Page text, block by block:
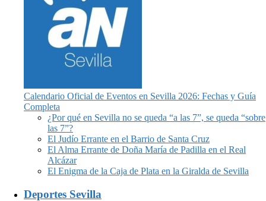
Calendario Oficial de Eventos en Sevilla 2026: Fechas y Guía
Completa
¿Por qué en Sevilla no se queda “a las 7”, se queda “sobre
las 7”?
El Judío Errante en el Barrio de Santa Cruz
El Alma Errante de Doña María de Padilla en el Real
Alcázar
El Enigma de la Caja de Plata en la Giralda de Sevilla
Deportes Sevilla